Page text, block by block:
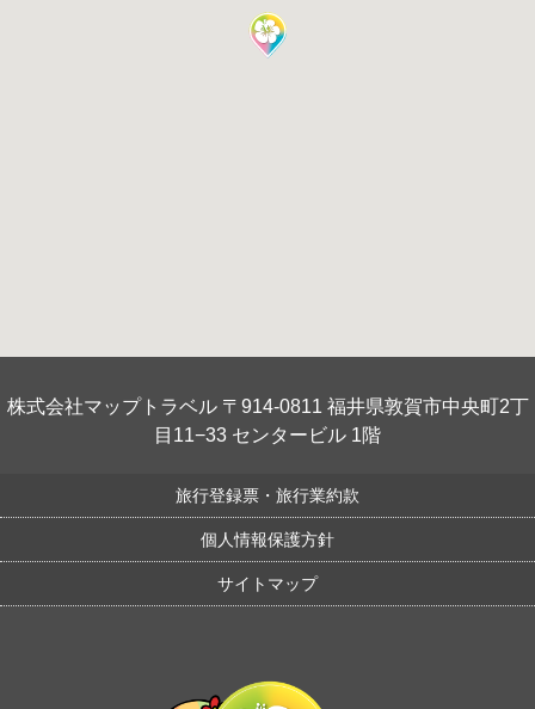
株式会社マップトラベル 〒914-0811 福井県敦賀市中央町2丁
目11−33 センタービル 1階
旅行登録票・旅行業約款
個人情報保護方針
サイトマップ